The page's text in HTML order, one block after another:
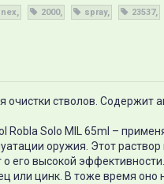
2000 spray 23537
очистки стволов.
Robla Solo MIL 65ml –
оружия. Этот
его высокой
или цинк. В тоже время оно